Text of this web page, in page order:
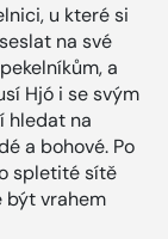
u které si
na své
a
Hjó i se svým
hledat na
a bohové. Po
spletité sítě
být vrahem